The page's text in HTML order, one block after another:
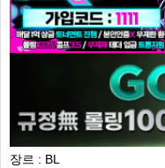
장르 : BL